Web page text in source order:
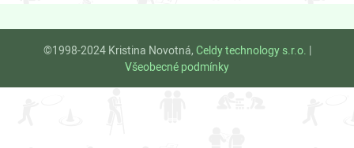
©1998-2024 Kristina Novotná, Celdy technology s.r.o. |
Všeobecné podmínky